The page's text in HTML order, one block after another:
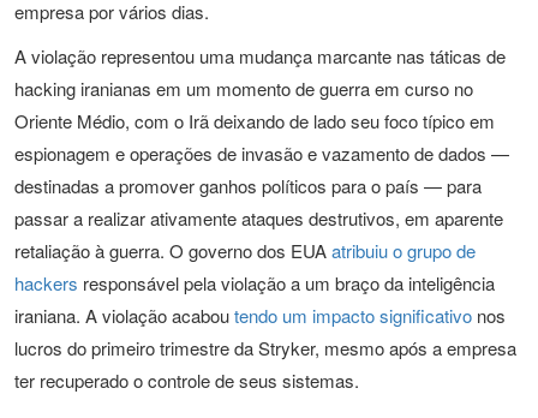
empresa por vários dias.
A violação representou uma mudança marcante nas táticas de
hacking iranianas em um momento de guerra em curso no
Oriente Médio, com o Irã deixando de lado seu foco típico em
espionagem e operações de invasão e vazamento de dados —
destinadas a promover ganhos políticos para o país — para
passar a realizar ativamente ataques destrutivos, em aparente
retaliação à guerra. O governo dos EUAatribuiu o grupo de
hackers responsável pela violação a um braço da inteligência
iraniana. A violação acaboutendo um impacto significativo nos
lucros do primeiro trimestre da Stryker, mesmo após a empresa
ter recuperado o controle de seus sistemas.